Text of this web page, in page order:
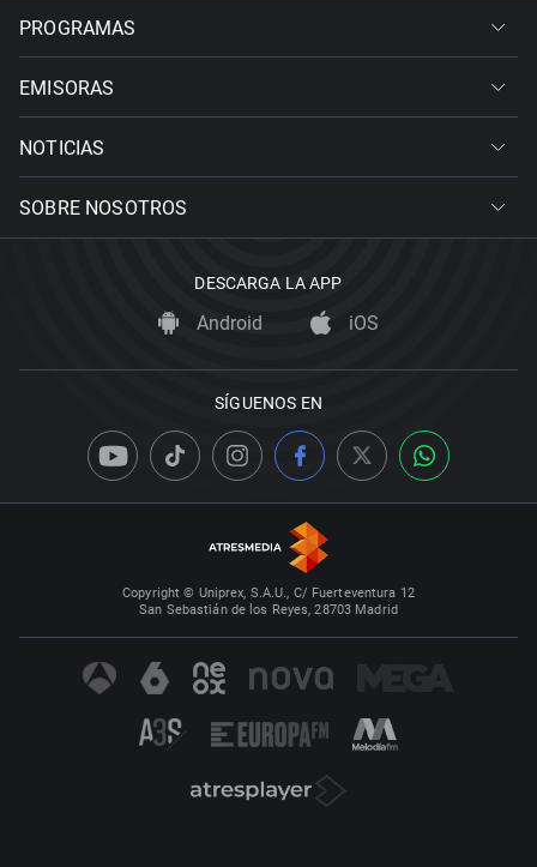
PROGRAMAS
EMISORAS
NOTICIAS
SOBRE NOSOTROS
DESCARGA LA APP
Android iOS
SÍGUENOS EN
Copyright © Uniprex, S.A.U., C/ Fuerteventura 12
San Sebastián de los Reyes, 28703 Madrid